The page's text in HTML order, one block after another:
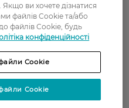
товарів ТМ Women`s code,
ви хочете дізнатися
файлів Cookie та/або
файлів Cookie, будь
конфіденційності
Cookie
Cookie